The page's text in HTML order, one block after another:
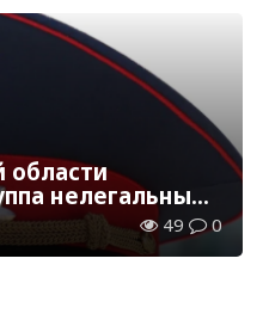
области
нелегальных
49 0